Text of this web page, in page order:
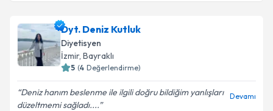
Dyt. Deniz Kutluk
Diyetisyen
İzmir, Bayraklı
5 (4 Değerlendirme)
Deniz hanım beslenme ile ilgili doğru bildiğim yanlışları
düzeltmemi sağladı....
Devamı